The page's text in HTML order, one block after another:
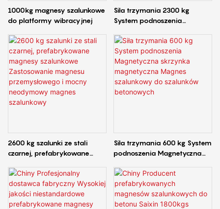
1000kg magnesy szalunkowe
do platformy wibracyjnej
Siła trzymania 2300 kg
System podnoszenia
magnetyczna Magnes
szalunkowy do szalunków
betonowych
2600 kg szalunki ze stali
czarnej, prefabrykowane
Zastosowanie magnesu
przemysłowego i mocny
neodymowy magnes
szalunkowy
Siła trzymania 600 kg System
podnoszenia Magnetyczna
Magnes szalunkowy do
szalunków betonowych